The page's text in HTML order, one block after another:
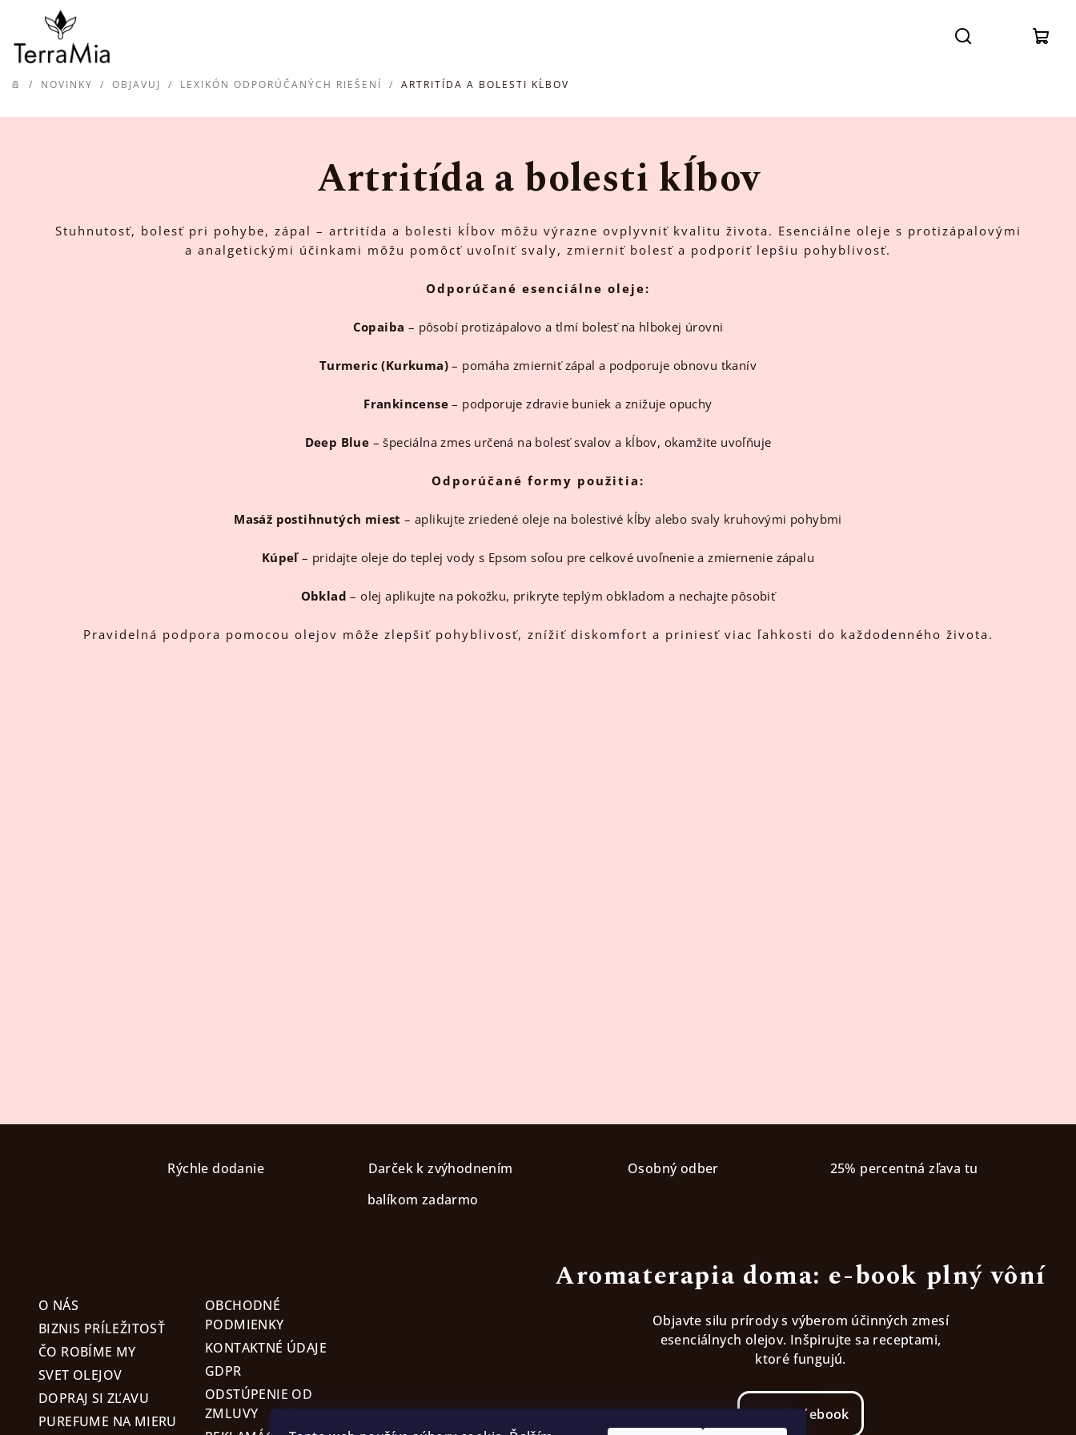
obsah
DOMOV
/ NOVINKY / OBJAVUJ / LEXIKÓN ODPORÚČANÝCH RIEŠENÍ / ARTRITÍDA A BOLESTI KĹBOV
Artritída a bolesti kĺbov
Stuhnutosť, bolesť pri pohybe, zápal – artritída a bolesti kĺbov môžu výrazne ovplyvniť kvalitu života. Esenciálne oleje s protizápalovými
a analgetickými účinkami môžu pomôcť uvoľniť svaly, zmierniť bolesť a podporiť lepšiu pohyblivosť.
Odporúčané esenciálne oleje:
Copaiba – pôsobí protizápalovo a tlmí bolesť na hlbokej úrovni
Turmeric (Kurkuma) – pomáha zmierniť zápal a podporuje obnovu tkanív
Frankincense – podporuje zdravie buniek a znižuje opuchy
Deep Blue – špeciálna zmes určená na bolesť svalov a kĺbov, okamžite uvoľňuje
Odporúčané formy použitia:
Masáž postihnutých miest – aplikujte zriedené oleje na bolestivé kĺby alebo svaly kruhovými pohybmi
Kúpeľ– pridajte oleje do teplej vody s Epsom soľou pre celkové uvoľnenie a zmiernenie zápalu
Obklad – olej aplikujte na pokožku, prikryte teplým obkladom a nechajte pôsobiť
Pravidelná podpora pomocou olejov môže zlepšiť pohyblivosť, znížiť diskomfort a priniesť viac ľahkosti do každodenného života.
Rýchle dodanie
Darček k zvýhodnením
balíkom zadarmo
Osobný odber 25% percentná zľava tu
O NÁS
BIZNIS PRÍLEŽITOSŤ
ČO ROBÍME MY
SVET OLEJOV
DOPRAJ SI ZĽAVU
PUREFUME NA MIERU
OBCHODNÉ
PODMIENKY
KONTAKTNÉ ÚDAJE
GDPR
ODSTÚPENIE OD
ZMLUVY
Aromaterapia doma: e-book plný vôní
Objavte silu prírody s výberom účinných zmesí
esenciálnych olejov. Inšpirujte sa receptami,
ktoré fungujú.
Stiahnúť ebook